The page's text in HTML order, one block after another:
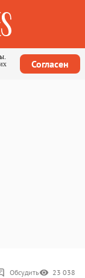
Согласен
Обсудить 23 038